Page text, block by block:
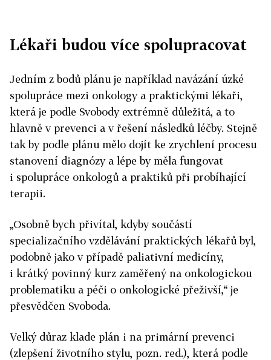
Lékaři budou více spolupracovat
Jedním z bodů plánu je například navázání úzké
spolupráce mezi onkology a praktickými lékaři,
která je podle Svobody extrémně důležitá, a to
hlavně v prevenci a v řešení následků léčby. Stejně
tak by podle plánu mělo dojít ke zrychlení procesu
stanovení diagnózy a lépe by měla fungovat
i spolupráce onkologů a praktiků při probíhající
terapii.
„Osobně bych přivítal, kdyby součástí
specializačního vzdělávání praktických lékařů byl,
podobně jako v případě paliativní medicíny,
i krátký povinný kurz zaměřený na onkologickou
problematiku a péči o onkologické přeživší,“ je
přesvědčen Svoboda.
Velký důraz klade plán i na primární prevenci
(zlepšení životního stylu, pozn. red.), která podle